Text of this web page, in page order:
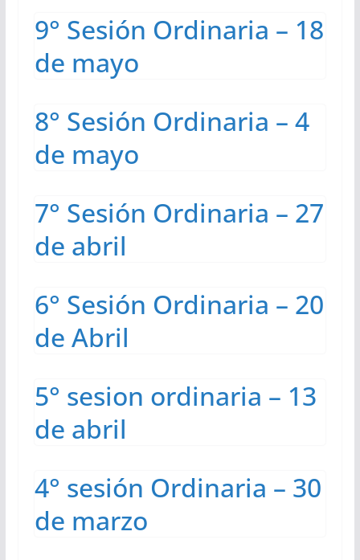
9° Sesión Ordinaria – 18
de mayo
8° Sesión Ordinaria – 4
de mayo
7° Sesión Ordinaria – 27
de abril
6° Sesión Ordinaria – 20
de Abril
5° sesion ordinaria – 13
de abril
4° sesión Ordinaria – 30
de marzo